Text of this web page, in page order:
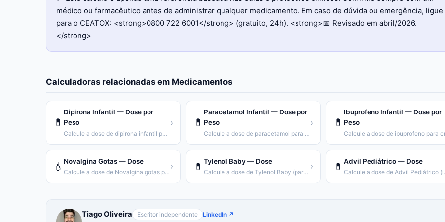
médico ou farmacêutico antes de administrar qualquer medicamento. Em caso de dúvida ou emergência, ligue
para o CEATOX: <strong>0800 722 6001</strong> (gratuito, 24h). <strong>📅 Revisado em abril/2026.
</strong>
Calculadoras relacionadas em Medicamentos
💊
Dipirona Infantil — Dose por
Peso
Calcule a dose de dipirona infantil por peso da criança.
› 💊
Paracetamol Infantil — Dose por
Peso
Calcule a dose de paracetamol para crianças por peso corporal.
› 💊
Ibuprofeno Infantil — Dose por
Peso
💧 Novalgina Gotas — Dose
Calcule a dose de Novalgina gotas por peso.
› 💊 Tylenol Baby — Dose
Calcule a dose de Tylenol Baby (paracetamol 100mg/mL).
› 💊 Advil Pediátrico — Dose
Calcule a
Tiago Oliveira Escritor independente LinkedIn ↗